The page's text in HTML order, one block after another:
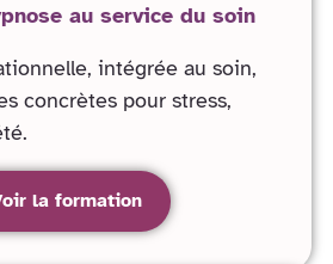
au service du soin
intégrée au soin,
concrètes pour stress,
la formation